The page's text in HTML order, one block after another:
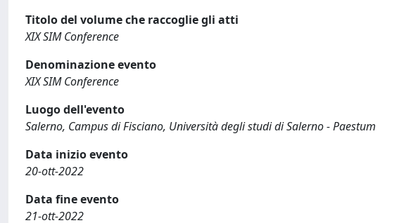
Titolo del volume che raccoglie gli atti
XIX SIM Conference
Denominazione evento
XIX SIM Conference
Luogo dell'evento
Salerno, Campus di Fisciano, Università degli studi di Salerno - Paestum
Data inizio evento
20-ott-2022
Data fine evento
21-ott-2022